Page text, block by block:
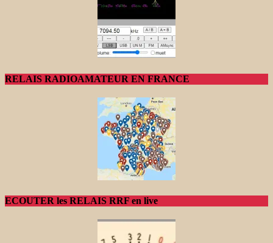
RELAIS RADIOAMATEUR EN FRANCE
ECOUTER les RELAIS RRF en live